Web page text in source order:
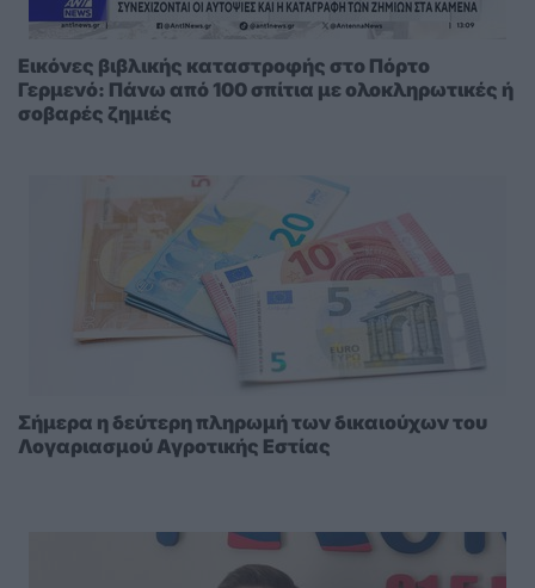
Εικόνες βιβλικής καταστροφής στο Πόρτο
Γερμενό: Πάνω από 100 σπίτια με ολοκληρωτικές ή
σοβαρές ζημιές
Σήμερα η δεύτερη πληρωμή των δικαιούχων του
Λογαριασμού Αγροτικής Εστίας